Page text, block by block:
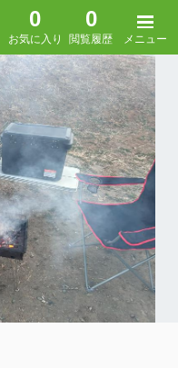
0
お気に入り
0
閲覧履歴 メニュー